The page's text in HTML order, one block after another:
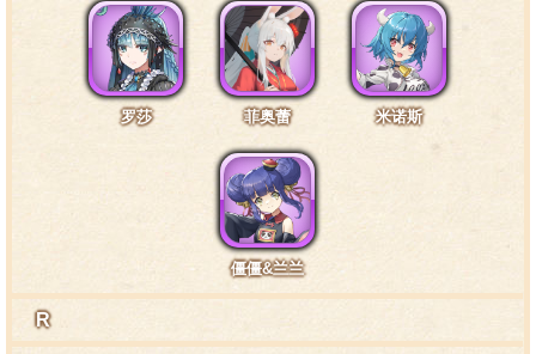
罗莎 菲奥蕾 米诺斯
僵僵&兰兰
R